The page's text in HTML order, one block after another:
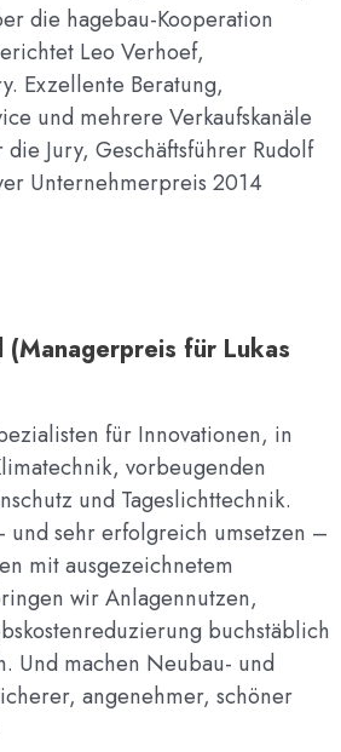
die hagebau-Kooperation
Leo Verhoef,
Exzellente Beratung,
und mehrere Verkaufskanäle
Jury, Geschäftsführer Rudolf
Unternehmerpreis 2014
(Managerpreis für Lukas
für Innovationen, in
vorbeugenden
und Tageslichttechnik.
und sehr erfolgreich umsetzen –
mit ausgezeichnetem
wir Anlagennutzen,
buchstäblich
Und machen Neubau- und
angenehmer, schöner